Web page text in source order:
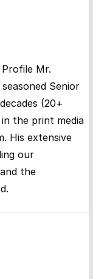
Mr.
Senior
(20+
the print media
His extensive
our
the